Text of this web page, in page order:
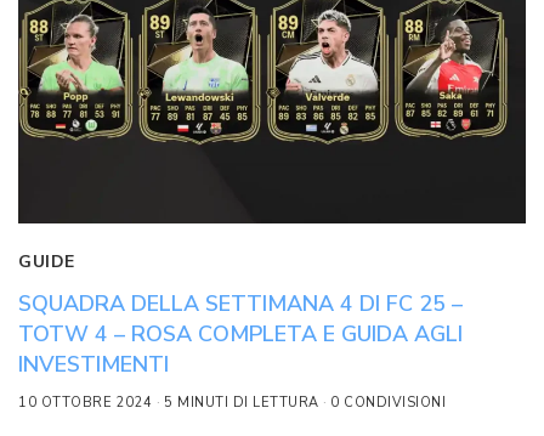
GUIDE
SQUADRA DELLA SETTIMANA 4 DI FC 25 –
TOTW 4 – ROSA COMPLETA E GUIDA AGLI
INVESTIMENTI
10 OTTOBRE 2024 5 MINUTI DI LETTURA 0 CONDIVISIONI